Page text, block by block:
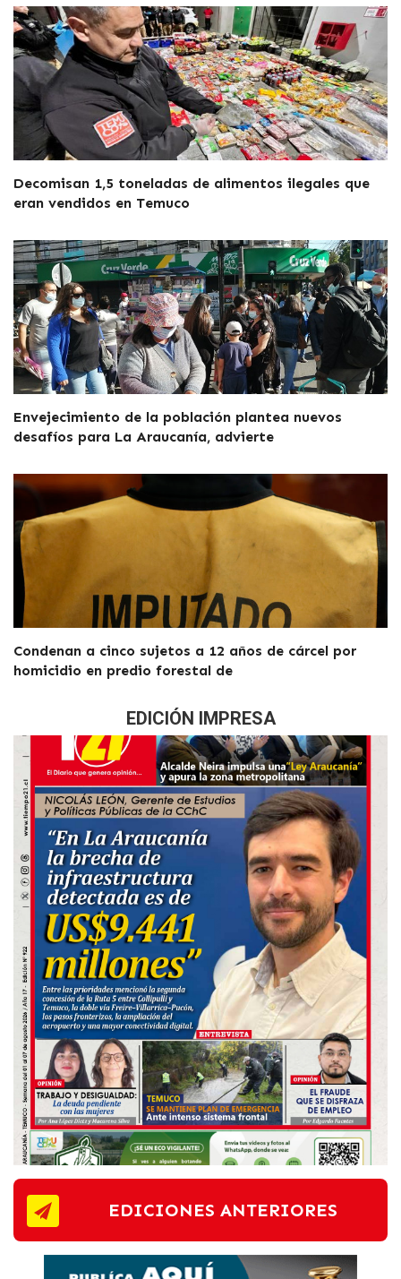
Decomisan 1,5 toneladas de alimentos ilegales que
eran vendidos en Temuco
Envejecimiento de la población plantea nuevos
desafíos para La Araucanía, advierte
Condenan a cinco sujetos a 12 años de cárcel por
homicidio en predio forestal de
EDICIÓN IMPRESA
EDICIONES ANTERIORES